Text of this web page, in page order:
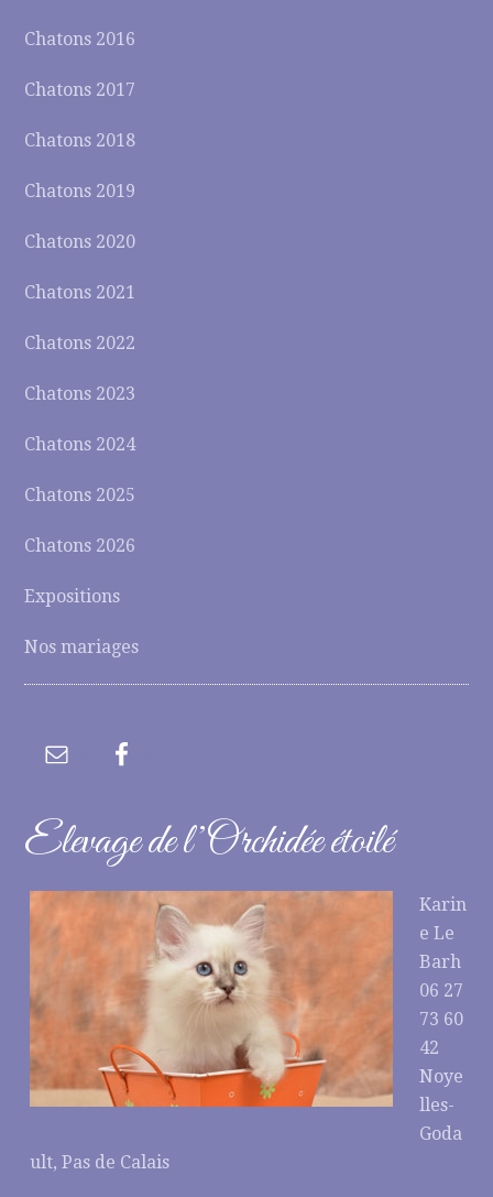
Chatons 2016
Chatons 2017
Chatons 2018
Chatons 2019
Chatons 2020
Chatons 2021
Chatons 2022
Chatons 2023
Chatons 2024
Chatons 2025
Chatons 2026
Expositions
Nos mariages
Elevage de l’Orchidée étoilé
Karin
e Le
Barh
06 27
73 60
42
Noye
lles-
Goda
ult, Pas de Calais